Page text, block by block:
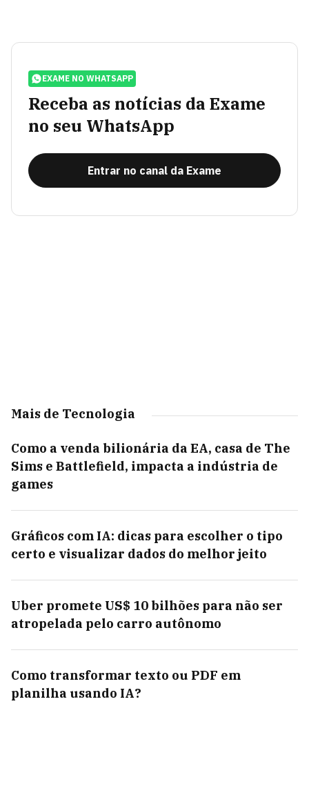
EXAME NO WHATSAPP
Receba as notícias da Exame
no seu WhatsApp
Entrar no canal da Exame
Mais de Tecnologia
Como a venda bilionária da EA, casa de The
Sims e Battlefield, impacta a indústria de
games
Gráficos com IA: dicas para escolher o tipo
certo e visualizar dados do melhor jeito
Uber promete US$ 10 bilhões para não ser
atropelada pelo carro autônomo
Como transformar texto ou PDF em
planilha usando IA?